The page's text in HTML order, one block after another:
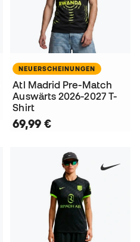
NEUERSCHEINUNGEN
Atl Madrid Pre-Match
Auswärts 2026-2027 T-
Shirt
69,99 €